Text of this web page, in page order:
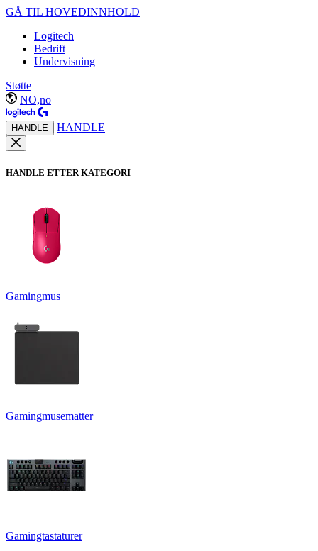
GÅ TIL HOVEDINNHOLD
Logitech
Bedrift
Undervisning
Støtte
NO,no
HANDLE HANDLE
HANDLE ETTER KATEGORI
Gamingmus
Gamingmusematter
Gamingtastaturer